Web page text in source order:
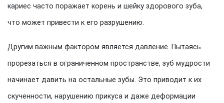
кариес часто поражает корень и шейку здорового зуба,
что может привести к его разрушению.
Другим важным фактором является давление. Пытаясь
прорезаться в ограниченном пространстве, зуб мудрости
начинает давить на остальные зубы. Это приводит к их
скученности, нарушению прикуса и даже деформации